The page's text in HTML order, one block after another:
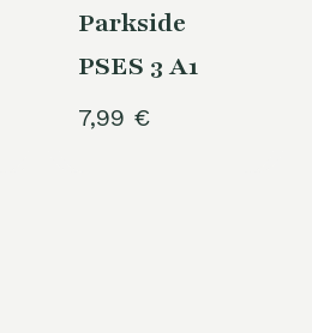
Parkside
PSES 3 A1
7,99 €